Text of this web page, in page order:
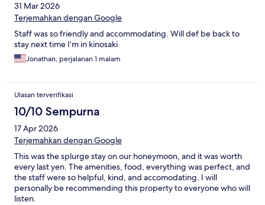
31 Mar 2026
Terjemahkan dengan Google
Staff was so friendly and accommodating. Will def be back to
stay next time I’m in kinosaki
Jonathan, perjalanan 1 malam
Ulasan terverifikasi
10/10 Sempurna
17 Apr 2026
Terjemahkan dengan Google
This was the splurge stay on our honeymoon, and it was worth
every last yen. The amenities, food, everything was perfect, and
the staff were so helpful, kind, and accomodating. I will
personally be recommending this property to everyone who will
listen.